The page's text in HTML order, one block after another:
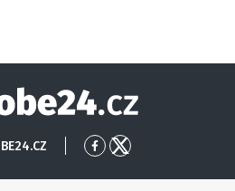
Globe24
PřejítPřejít